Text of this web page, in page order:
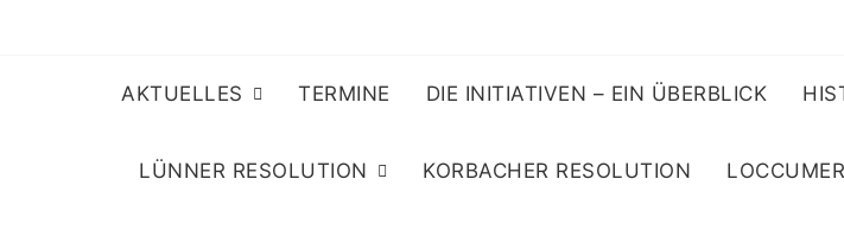
AKTUELLES TERMINE DIE INITIATIVEN – EIN ÜBERBLICK
LÜNNER RESOLUTION KORBACHER RESOLUTION